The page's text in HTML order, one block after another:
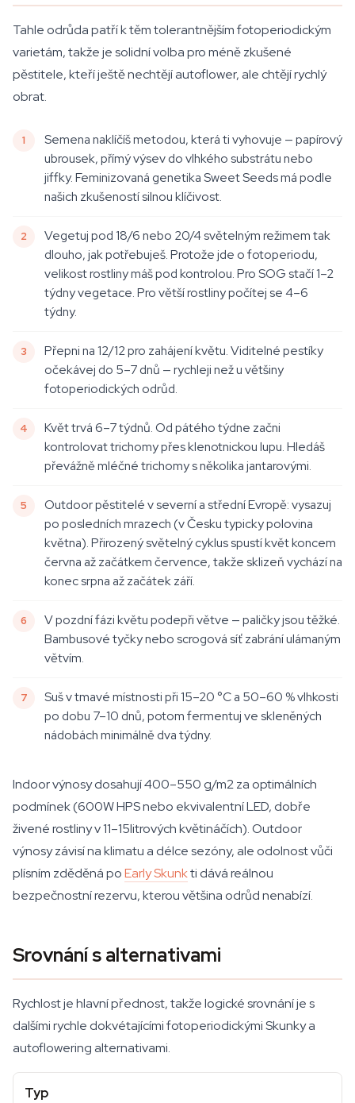
Tahle odrůda patří k těm tolerantnějším fotoperiodickým
varietám, takže je solidní volba pro méně zkušené
pěstitele, kteří ještě nechtějí autoflower, ale chtějí rychlý
obrat.
Semena naklíčíš metodou, která ti vyhovuje — papírový
ubrousek, přímý výsev do vlhkého substrátu nebo
jiffky. Feminizovaná genetika Sweet Seeds má podle
našich zkušeností silnou klíčivost.
Vegetuj pod 18/6 nebo 20/4 světelným režimem tak
dlouho, jak potřebuješ. Protože jde o fotoperiodu,
velikost rostliny máš pod kontrolou. Pro SOG stačí 1–2
týdny vegetace. Pro větší rostliny počítej se 4–6
týdny.
Přepni na 12/12 pro zahájení květu. Viditelné pestíky
očekávej do 5–7 dnů — rychleji než u většiny
fotoperiodických odrůd.
Květ trvá 6–7 týdnů. Od pátého týdne začni
kontrolovat trichomy přes klenotnickou lupu. Hledáš
převážně mléčné trichomy s několika jantarovými.
Outdoor pěstitelé v severní a střední Evropě: vysazuj
po posledních mrazech (v Česku typicky polovina
května). Přirozený světelný cyklus spustí květ koncem
června až začátkem července, takže sklizeň vychází na
konec srpna až začátek září.
V pozdní fázi květu podepři větve — paličky jsou těžké.
Bambusové tyčky nebo scrogová síť zabrání ulámaným
větvím.
Suš v tmavé místnosti při 15–20 °C a 50–60 % vlhkosti
po dobu 7–10 dnů, potom fermentuj ve skleněných
nádobách minimálně dva týdny.
Indoor výnosy dosahují 400–550 g/m2 za optimálních
podmínek (600W HPS nebo ekvivalentní LED, dobře
živené rostliny v 11–15litrových květináčích). Outdoor
výnosy závisí na klimatu a délce sezóny, ale odolnost vůči
plísním zděděná poEarly Skunkti dává reálnou
bezpečnostní rezervu, kterou většina odrůd nenabízí.
Srovnání s alternativami
Rychlost je hlavní přednost, takže logické srovnání je s
dalšími rychle dokvétajícími fotoperiodickými Skunky a
autoflowering alternativami.
Typ